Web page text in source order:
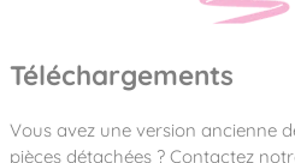
Téléchargements
Vous avez une version ancienne
pièces détachées ? Contactez